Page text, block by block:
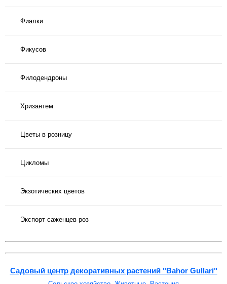
Фиалки
Фикусов
Филодендроны
Хризантем
Цветы в розницу
Цикломы
Экзотических цветов
Экспорт саженцев роз
Садовый центр декоративных растений "Bahor Gullari"